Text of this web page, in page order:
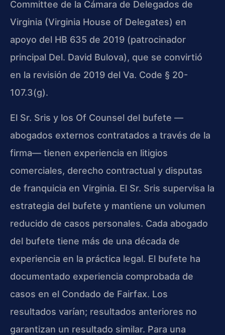
Committee de la Cámara de Delegados de
Virginia (Virginia House of Delegates) en
apoyo del HB 635 de 2019 (patrocinador
principal Del. David Bulova), que se convirtió
en la revisión de 2019 del Va. Code § 20-
107.3(g).
El Sr. Sris y los Of Counsel del bufete —
abogados externos contratados a través de la
firma— tienen experiencia en litigios
comerciales, derecho contractual y disputas
de franquicia en Virginia. El Sr. Sris supervisa la
estrategia del bufete y mantiene un volumen
reducido de casos personales. Cada abogado
del bufete tiene más de una década de
experiencia en la práctica legal. El bufete ha
documentado experiencia comprobada de
casos en el Condado de Fairfax. Los
resultados varían; resultados anteriores no
garantizan un resultado similar. Para una